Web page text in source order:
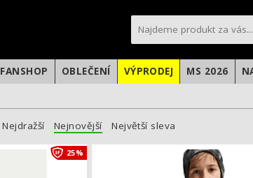
FANSHOP OBLEČENÍ VÝPRODEJ MS 2026
Nejdražší Nejnovější Největší sleva
25%